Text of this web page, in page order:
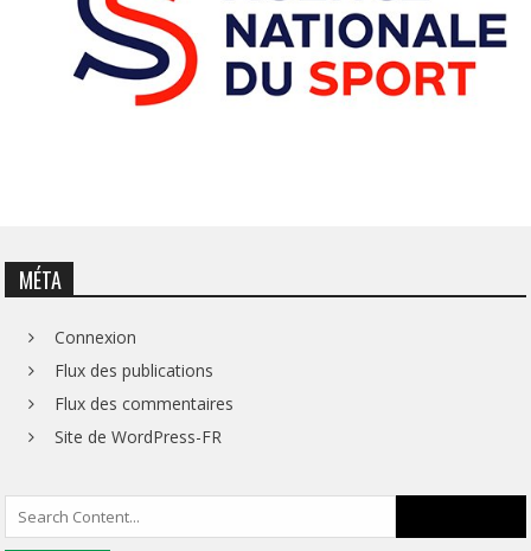
MÉTA
Connexion
Flux des publications
Flux des commentaires
Site de WordPress-FR